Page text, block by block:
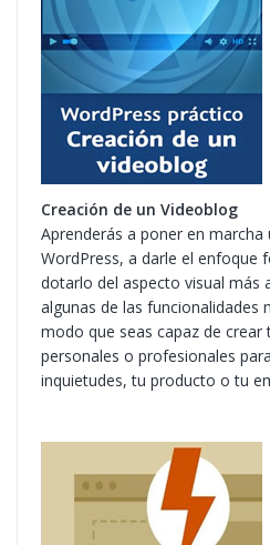
Creación de un Videoblog
Aprenderás a poner en marcha
WordPress, a darle el enfoque
dotarlo del aspecto visual más
algunas de las funcionalidades
modo que seas capaz de crear
personales o profesionales
inquietudes, tu producto o tu